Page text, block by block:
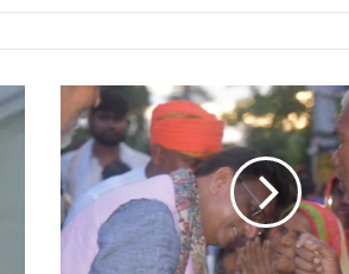
विधायक
कुमार
शैलेन्द्र
ने
महादलितों
की